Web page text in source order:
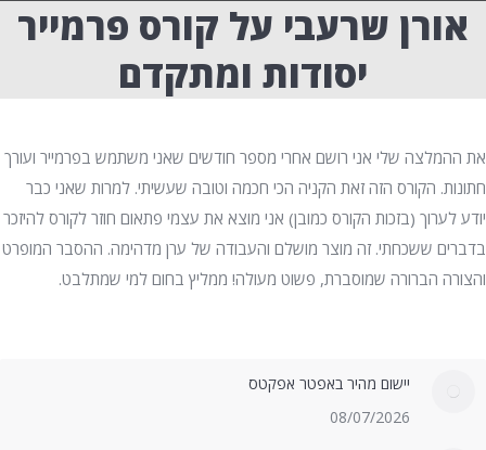
אורן שרעבי על קורס פרמייר
יסודות ומתקדם
את ההמלצה שלי אני רושם אחרי מספר חודשים שאני משתמש בפרמייר ועורך
חתונות. הקורס הזה זאת הקניה הכי חכמה וטובה שעשיתי. למרות שאני כבר
יודע לערוך (בזכות הקורס כמובן) אני מוצא את עצמי פתאום חוזר לקורס להיזכר
בדברים ששכחתי. זה מוצר מושלם והעבודה של ערן מדהימה. ההסבר המופרט
והצורה הברורה שמוסברת, פשוט מעולה! ממליץ בחום למי שמתלבט.
יישום מהיר באפטר אפקטס
08/07/2026